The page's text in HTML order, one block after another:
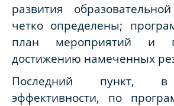
развития
четко определены;
план мероприятий и
достижению намеченных
Последний пункт, в
эффективности, по